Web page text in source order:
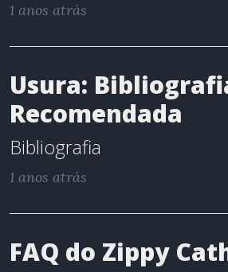
1 anos atrás
Usura:
Recomendada
Bibliografia
1 anos atrás
FAQ do Zippy